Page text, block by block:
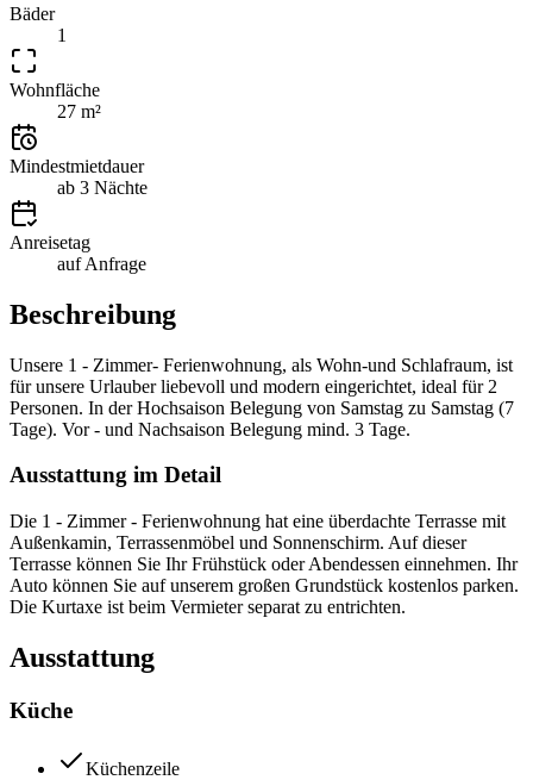
Bäder
1
Wohnfläche
27 m²
Mindestmietdauer
ab 3 Nächte
Anreisetag
auf Anfrage
Beschreibung
Unsere 1 - Zimmer- Ferienwohnung, als Wohn-und Schlafraum, ist
für unsere Urlauber liebevoll und modern eingerichtet, ideal für 2
Personen. In der Hochsaison Belegung von Samstag zu Samstag (7
Tage). Vor - und Nachsaison Belegung mind. 3 Tage.
Ausstattung im Detail
Die 1 - Zimmer - Ferienwohnung hat eine überdachte Terrasse mit
Außenkamin, Terrassenmöbel und Sonnenschirm. Auf dieser
Terrasse können Sie Ihr Frühstück oder Abendessen einnehmen. Ihr
Auto können Sie auf unserem großen Grundstück kostenlos parken.
Die Kurtaxe ist beim Vermieter separat zu entrichten.
Ausstattung
Küche
Küchenzeile